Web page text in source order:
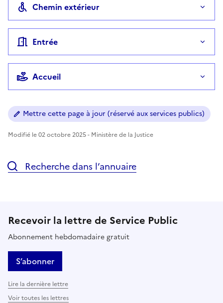
Chemin extérieur
Entrée
Accueil
Mettre cette page à jour (réservé aux services publics)
Modifié le 02 octobre 2025 - Ministère de la Justice
Recherche dans l’annuaire
Recevoir la lettre de Service Public
Abonnement hebdomadaire gratuit
S’abonner
Lire la dernière lettre
Voir toutes les lettres